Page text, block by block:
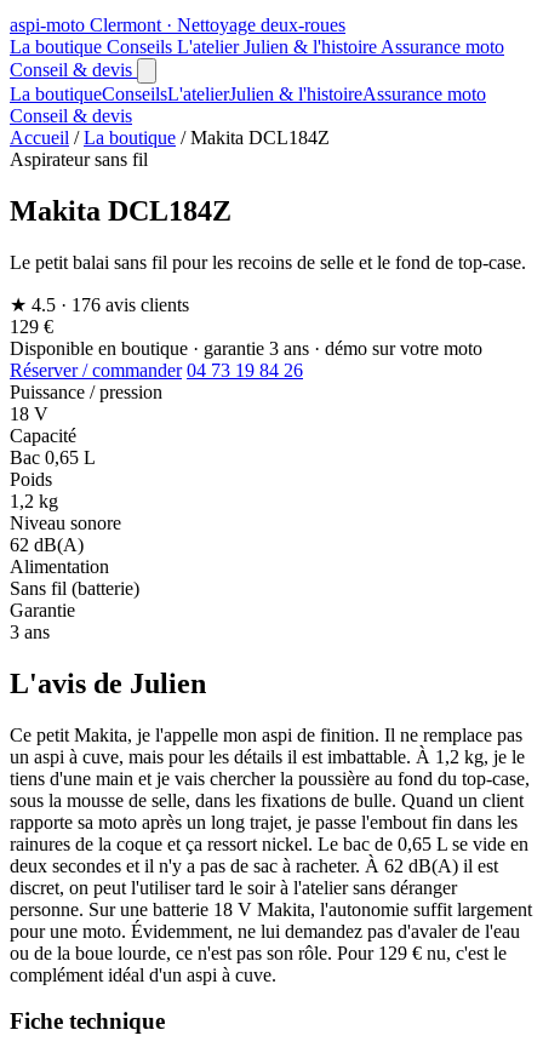
aspi-moto Clermont · Nettoyage deux-roues
La boutique Conseils L'atelierJulien & l'histoire Assurance moto
Conseil & devis
La boutiqueConseilsL'atelierJulien & l'histoireAssurance moto
Conseil & devis
Accueil / La boutique / Makita DCL184Z
Aspirateur sans fil
Makita DCL184Z
Le petit balai sans fil pour les recoins de selle et le fond de top-case.
★ 4.5 · 176 avis clients
129 €
Disponible en boutique · garantie 3 ans · démo sur votre moto
Réserver / commander 04 73 19 84 26
Puissance / pression
18 V
Capacité
Bac 0,65 L
Poids
1,2 kg
Niveau sonore
62 dB(A)
Alimentation
Sans fil (batterie)
Garantie
3 ans
L'avis de Julien
Ce petit Makita, je l'appelle mon aspi de finition. Il ne remplace pas
un aspi à cuve, mais pour les détails il est imbattable. À 1,2 kg, je le
tiens d'une main et je vais chercher la poussière au fond du top-case,
sous la mousse de selle, dans les fixations de bulle. Quand un client
rapporte sa moto après un long trajet, je passe l'embout fin dans les
rainures de la coque et ça ressort nickel. Le bac de 0,65 L se vide en
deux secondes et il n'y a pas de sac à racheter. À 62 dB(A) il est
discret, on peut l'utiliser tard le soir à l'atelier sans déranger
personne. Sur une batterie 18 V Makita, l'autonomie suffit largement
pour une moto. Évidemment, ne lui demandez pas d'avaler de l'eau
ou de la boue lourde, ce n'est pas son rôle. Pour 129 € nu, c'est le
complément idéal d'un aspi à cuve.
Fiche technique